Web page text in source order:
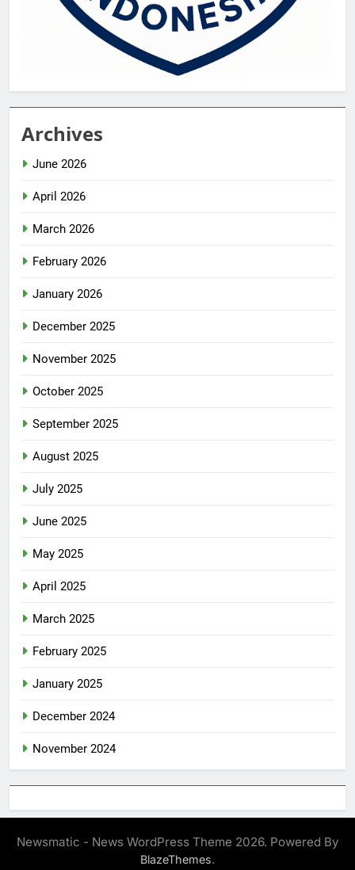
Archives
June 2026
April 2026
March 2026
February 2026
January 2026
December 2025
November 2025
October 2025
September 2025
August 2025
July 2025
June 2025
May 2025
April 2025
March 2025
February 2025
January 2025
December 2024
November 2024
Newsmatic - News WordPress Theme 2026. Powered By
BlazeThemes.